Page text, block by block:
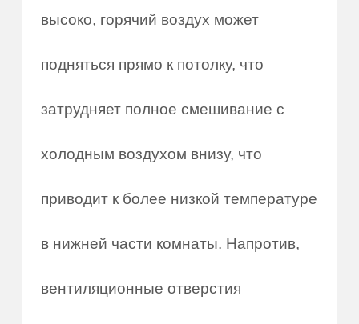
высоко, горячий воздух может
подняться прямо к потолку, что
затрудняет полное смешивание с
холодным воздухом внизу, что
приводит к более низкой температуре
в нижней части комнаты. Напротив,
вентиляционные отверстия